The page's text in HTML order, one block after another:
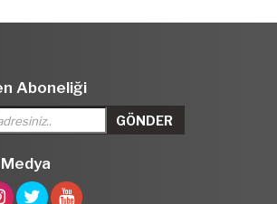
Aboneliği